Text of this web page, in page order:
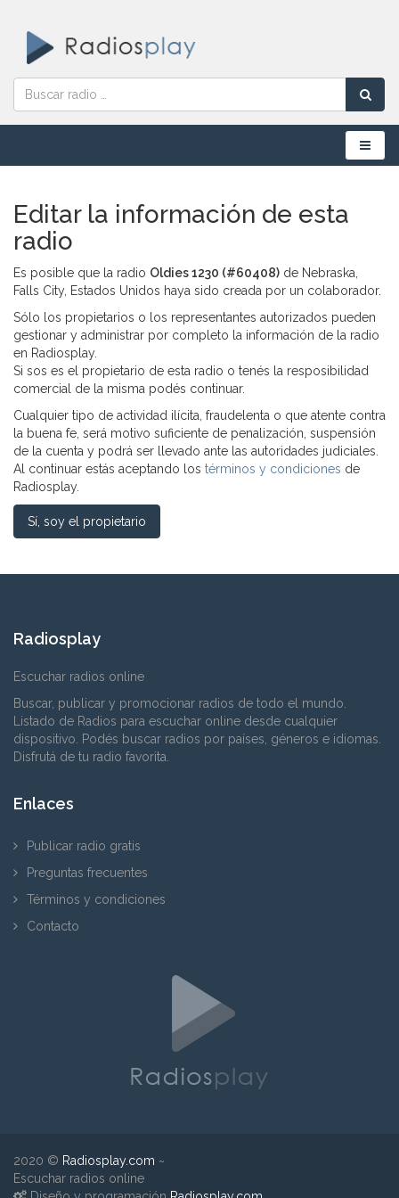
Menú
Editar la información de esta
radio
Es posible que la radio Oldies 1230 (#60408) de Nebraska,
Falls City, Estados Unidos haya sido creada por un colaborador.
Sólo los propietarios o los representantes autorizados pueden
gestionar y administrar por completo la información de la radio
en Radiosplay.
Si sos es el propietario de esta radio o tenés la resposibilidad
comercial de la misma podés continuar.
Cualquier tipo de actividad ilícita, fraudelenta o que atente contra
la buena fe, será motivo suficiente de penalización, suspensión
de la cuenta y podrá ser llevado ante las autoridades judiciales.
Al continuar estás aceptando los términos y condiciones de
Radiosplay.
Sí, soy el propietario
Radiosplay
Escuchar radios online
Buscar, publicar y promocionar radios de todo el mundo.
Listado de Radios para escuchar online desde cualquier
dispositivo. Podés buscar radios por países, géneros e idiomas.
Disfrutá de tu radio favorita.
Enlaces
Publicar radio gratis
Preguntas frecuentes
Términos y condiciones
Contacto
2020 © Radiosplay.com ~
Escuchar radios online